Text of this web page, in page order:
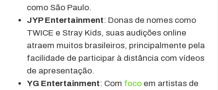
como São Paulo.
JYP Entertainment: Donas de nomes como
TWICE e Stray Kids, suas audições online
atraem muitos brasileiros, principalmente pela
facilidade de participar à distância com vídeos
de apresentação.
YG Entertainment: Com foco em artistas de